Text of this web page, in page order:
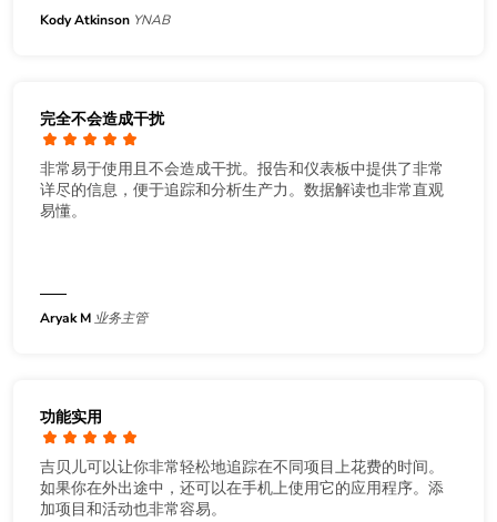
Kody Atkinson YNAB
完全不会造成干扰
非常易于使用且不会造成干扰。报告和仪表板中提供了非常
详尽的信息，便于追踪和分析生产力。数据解读也非常直观
易懂。
Aryak M 业务主管
功能实用
吉贝儿可以让你非常轻松地追踪在不同项目上花费的时间。
如果你在外出途中，还可以在手机上使用它的应用程序。添
加项目和活动也非常容易。